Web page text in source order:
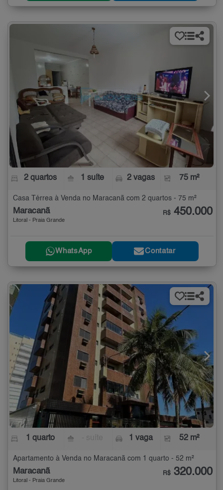
2 quartos 1 suíte 2 vagas 75 m²
Casa Térrea à Venda no Maracanã com 2 quartos - 75 m²
Maracanã
Litoral - Praia Grande
R$ 450.000
WhatsApp Contatar
1 quarto 1 vaga 52 m²
Apartamento à Venda no Maracanã com 1 quarto - 52 m²
Maracanã
Litoral - Praia Grande
R$ 320.000